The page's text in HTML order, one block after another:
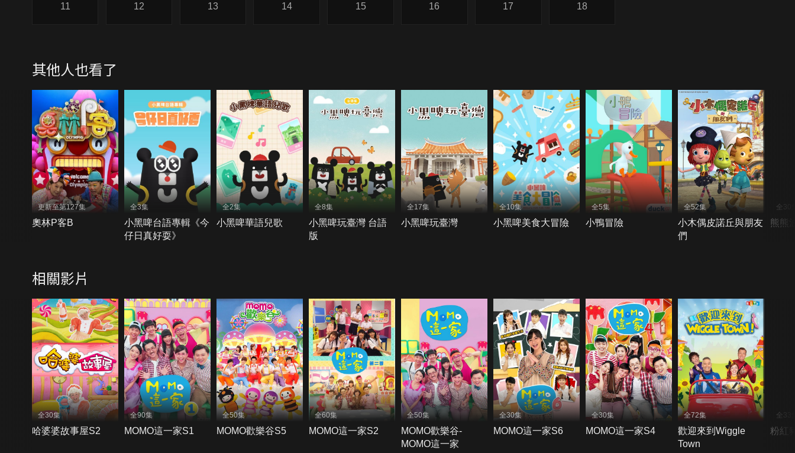
11 12 13 14 15 16 17 18
其他人也看了
更新至第127集
奧林P客B
全3集
小黑啤台語專輯《今
仔日真好耍》
全2集
小黑啤華語兒歌
全8集
小黑啤玩臺灣 台語
版
全17集
小黑啤玩臺灣
全10集
小黑啤美食大冒險
全5集
小鴨冒險
全52集
小木偶皮諾丘與朋友
們
全30
熊熊
相關影片
全30集
哈婆婆故事屋S2
全90集
MOMO這一家S1
全50集
MOMO歡樂谷S5
全60集
MOMO這一家S2
全50集
MOMO歡樂谷-
MOMO這一家
全30集
MOMO這一家S6
全30集
MOMO這一家S4
全72集
歡迎來到Wiggle
Town
全33
粉紅